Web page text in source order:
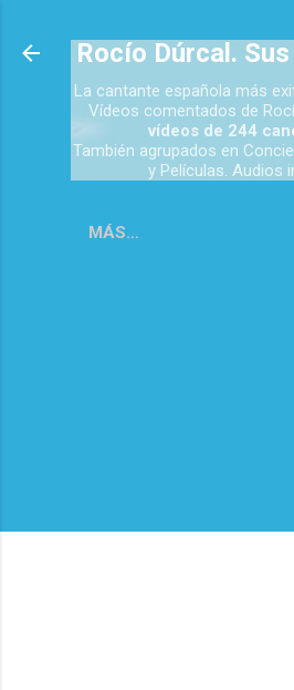
Rocío Dúrcal.
La cantante española más
Vídeos comentados de
vídeos de 244
También agrupados en
y Películas. Audios
MÁS…